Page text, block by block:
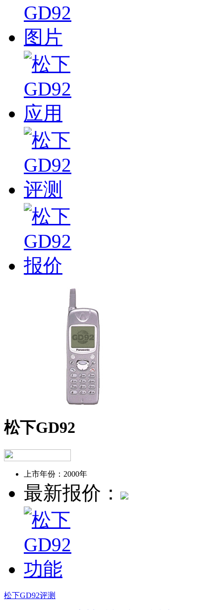
松下GD92
上市年份： 2000年
最新报价：
松下GD92评测